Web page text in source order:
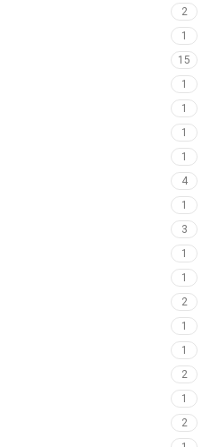
2
1
15
1
1
1
1
4
1
3
1
1
2
1
1
2
1
2